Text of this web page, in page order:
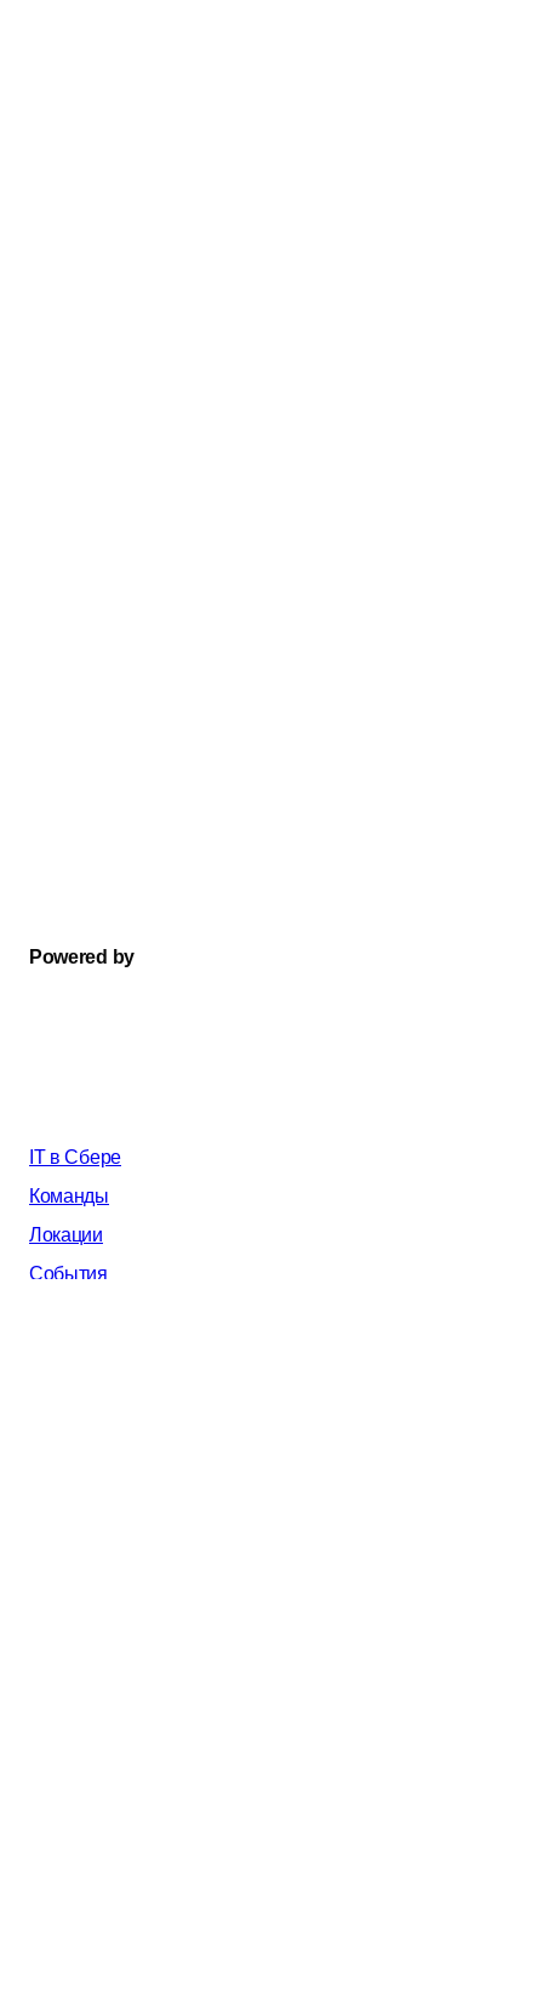
Powered by
IT в Сбере
Команды
Локации
События